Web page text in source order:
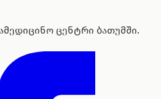
ცენტრი ბათუმში.